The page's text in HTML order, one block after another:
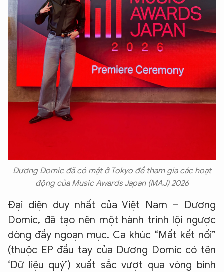
Dương Domic đã có mặt ở Tokyo để tham gia các hoạt
động của Music Awards Japan (MAJ) 2026
Đại diện duy nhất của Việt Nam – Dương
Domic, đã tạo nên một hành trình lội ngược
dòng đầy ngoạn mục. Ca khúc “Mất kết nối”
(thuộc EP đầu tay của Dương Domic có tên
‘Dữ liệu quý’) xuất sắc vượt qua vòng bình